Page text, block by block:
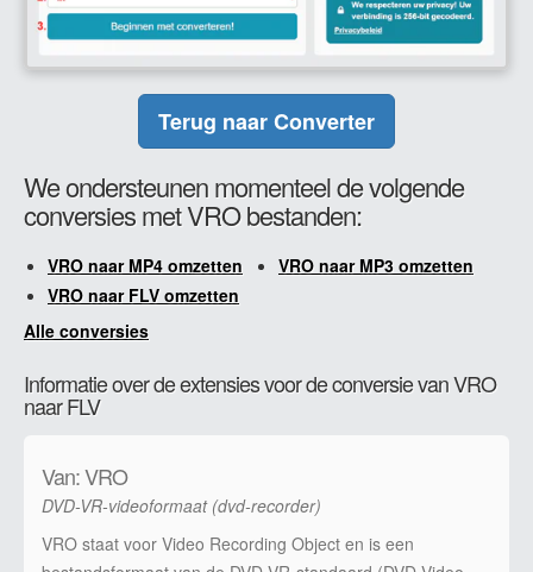
Terug naar Converter
We ondersteunen momenteel de volgende
conversies met VRO bestanden:
VRO naar MP4 omzetten
VRO naar MP3 omzetten
VRO naar FLV omzetten
Alle conversies
Informatie over de extensies voor de conversie van VRO
naar FLV
Van: VRO
DVD-VR-videoformaat (dvd-recorder)
VRO staat voor Video Recording Object en is een